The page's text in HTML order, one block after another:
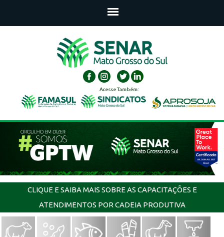
Acesse Também:
CLIQUE E SAIBA MAIS SOBRE AS CAPACITAÇÕES E
ATENDIMENTOS POR CADEIA PRODUTIVA